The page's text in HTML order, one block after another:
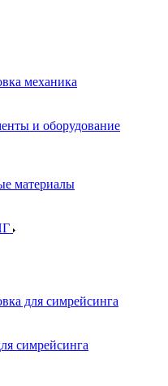
механика
и оборудование
материалы
для симрейсинга
симрейсинга